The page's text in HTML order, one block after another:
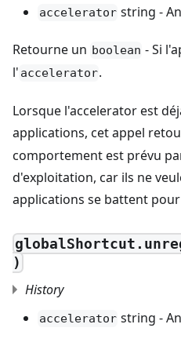
accelerator string -
Retourne un boolean - Si
l' accelerator.
Lorsque l'accelerator est
applications, cet appel
comportement est prévu
d'exploitation, car ils ne
applications se battent
)
History
accelerator string -